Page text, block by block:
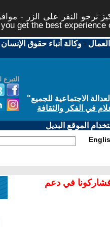
نرجو النقر على الزر -
get the best experience
-وكالة أنباء حقوق الإنسان
الاجتماعية للجميع"
في الفكر والثقافة
الموقع البديل
فشاركونا في دعم